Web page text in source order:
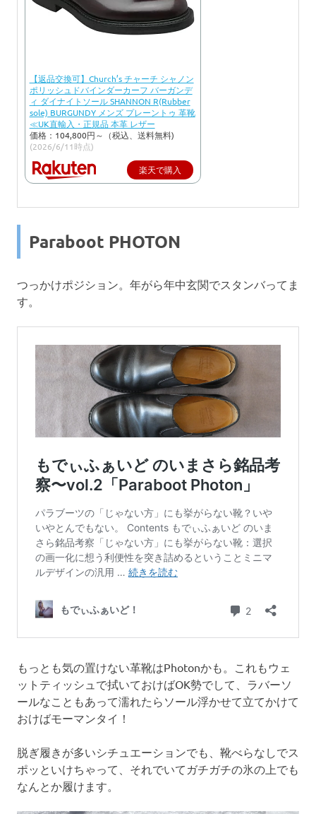
【返品交換可】Church’s チャーチ シャノン
ポリッシュドバインダーカーフ バーガンデ
ィ ダイナイトソール SHANNON R(Rubber
sole) BURGUNDY メンズ プレーントゥ 革靴
≪UK直輸入・正規品 本革 レザー
価格：104,800円～（税込、送料無料)
(2026/6/11時点)
楽天で購入
Paraboot PHOTON
つっかけポジション。年がら年中玄関でスタンバってま
す。
もっとも気の置けない革靴はPhotonかも。これもウェ
ットティッシュで拭いておけばOK勢でして、ラバーソ
ールなこともあって濡れたらソール浮かせて立てかけて
おけばモーマンタイ！
脱ぎ履きが多いシチュエーションでも、靴べらなしでス
ポッといけちゃって、それでいてガチガチの氷の上でも
なんとか履けます。